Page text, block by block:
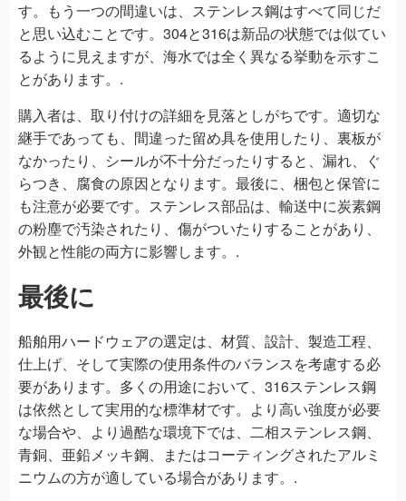
す。もう一つの間違いは、ステンレス鋼はすべて同じだ
と思い込むことです。304と316は新品の状態では似てい
るように見えますが、海水では全く異なる挙動を示すこ
とがあります。.
購入者は、取り付けの詳細を見落としがちです。適切な
継手であっても、間違った留め具を使用したり、裏板が
なかったり、シールが不十分だったりすると、漏れ、ぐ
らつき、腐食の原因となります。最後に、梱包と保管に
も注意が必要です。ステンレス部品は、輸送中に炭素鋼
の粉塵で汚染されたり、傷がついたりすることがあり、
外観と性能の両方に影響します。.
最後に
船舶用ハードウェアの選定は、材質、設計、製造工程、
仕上げ、そして実際の使用条件のバランスを考慮する必
要があります。多くの用途において、316ステンレス鋼
は依然として実用的な標準材です。より高い強度が必要
な場合や、より過酷な環境下では、二相ステンレス鋼、
青銅、亜鉛メッキ鋼、またはコーティングされたアルミ
ニウムの方が適している場合があります。.